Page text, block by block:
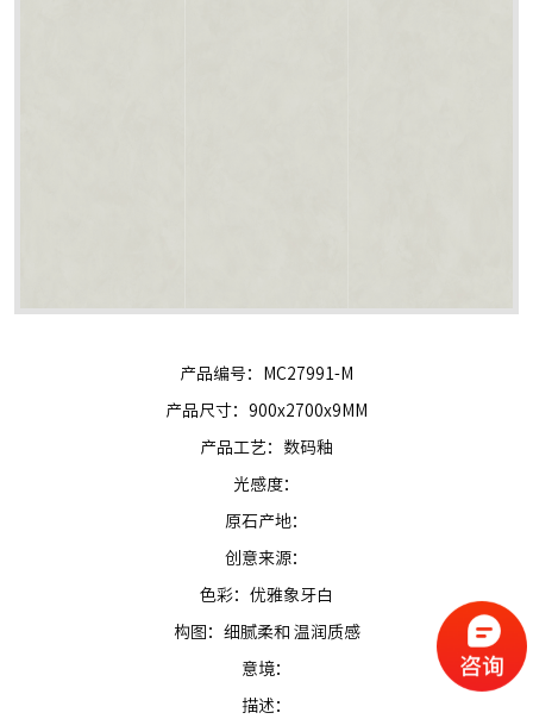
产品编号：MC27991-M
产品尺寸：900x2700x9MM
产品工艺：数码釉
光感度：
原石产地：
创意来源：
色彩：优雅象牙白
构图：细腻柔和 温润质感
意境：
描述：